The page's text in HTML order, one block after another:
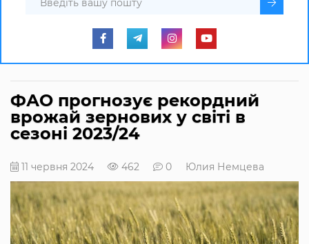
ФАО прогнозує рекордний
врожай зернових у світі в
сезоні 2023/24
11 червня 2024 462 0 Юлия Немцева